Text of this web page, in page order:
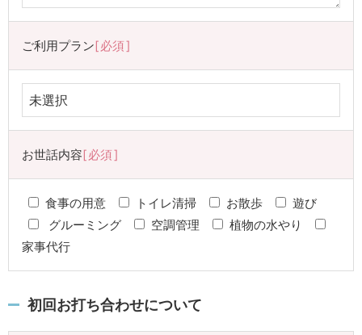
ご利用プラン 必須
お世話内容 必須
食事の用意 トイレ清掃 お散歩
遊び
グルーミング
空調管理
植物の水やり
家事代行
初回お打ち合わせについて